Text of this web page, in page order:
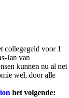
collegegeld voor 1
Jan van
kunnen nu al net
wel, door alle
het volgende: